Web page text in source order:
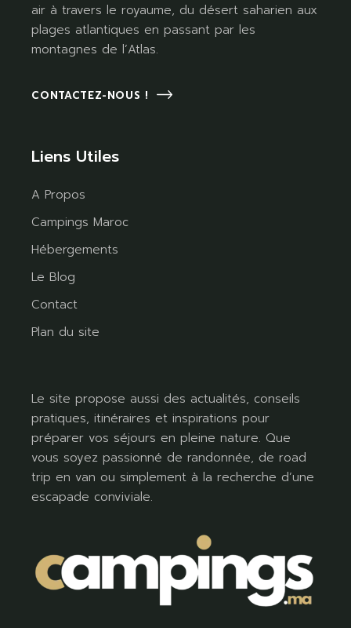
air à travers le royaume, du désert saharien aux
plages atlantiques en passant par les
montagnes de l’Atlas.
CONTACTEZ-NOUS !
Liens Utiles
A Propos
Campings Maroc
Hébergements
Le Blog
Contact
Plan du site
Le site propose aussi des actualités, conseils
pratiques, itinéraires et inspirations pour
préparer vos séjours en pleine nature. Que
vous soyez passionné de randonnée, de road
trip en van ou simplement à la recherche d’une
escapade conviviale.